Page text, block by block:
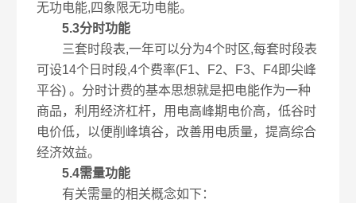
无功电能,四象限无功电能。
5.3分时功能
三套时段表,一年可以分为4个时区,每套时段表
可设14个日时段,4个费率(F1、F2、F3、F4即尖峰
平谷) 。分时计费的基本思想就是把电能作为一种
商品，利用经济杠杆，用电高峰期电价高，低谷时
电价低，以便削峰填谷，改善用电质量，提高综合
经济效益。
5.4需量功能
有关需量的相关概念如下：